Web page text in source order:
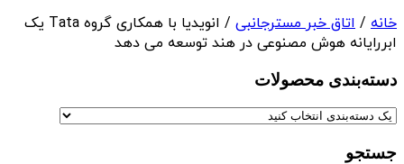
خانه / اتاق خبر مسترجانبی
/ انویدیا با همکاری گروه Tata یک
ابررایانه هوش مصنوعی در هند توسعه می دهد
دسته‌بندی‌ محصولات
جستجو